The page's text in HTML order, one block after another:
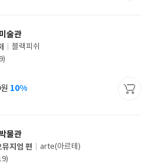
술관
블랙피쉬
원 10%
물관
지엄 편
arte(아르테)